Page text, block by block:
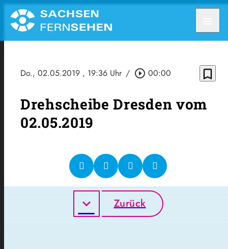
Do., 02.05.2019 , 19:36 Uhr / play_circle_outline 00:00 bookmark_border
Drehscheibe Dresden vom
02.05.2019
Zurück